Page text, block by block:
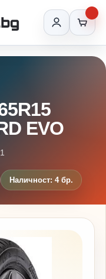
EVO
Наличност: 4 бр.